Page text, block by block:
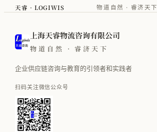
天睿 · LOGIWIS 物道自然 · 睿济天下
上海天睿物流咨询有限公司
物道自然 · 睿济天下
企业供应链咨询与教育的引领者和实践者
扫码关注微信公众号